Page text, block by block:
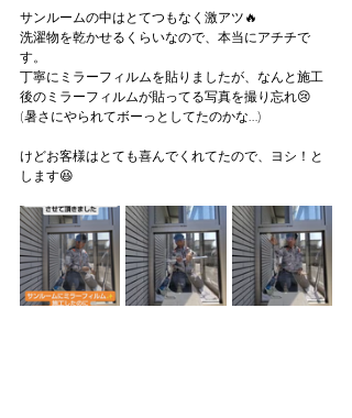
サンルームの中はとてつもなく激アツ🔥
洗濯物を乾かせるくらいなので、本当にアチチで
す。
丁寧にミラーフィルムを貼りましたが、なんと施工
後のミラーフィルムが貼ってる写真を撮り忘れ😢
(暑さにやられてボーっとしてたのかな…)
けどお客様はとても喜んでくれてたので、ヨシ！と
します😆